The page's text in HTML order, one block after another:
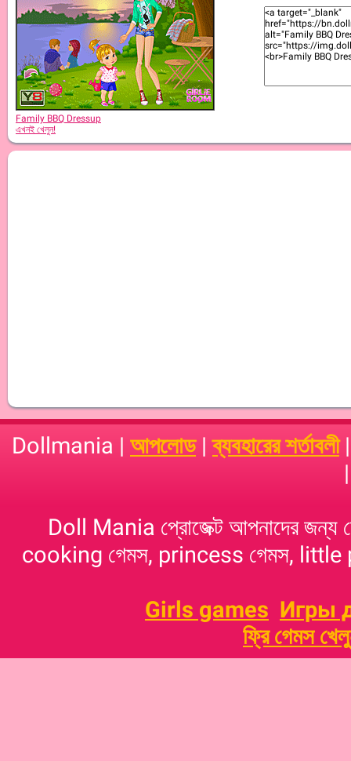
Family BBQ Dressup
এখনই খেলুন!
Dollmania | আপলোড|ব্যবহারের শর্তাবলী
Doll Mania প্রোজেক্ট আপনাদের
cooking গেমস, princess গেমস, little
Girls games Игры
ফ্রি গেমস